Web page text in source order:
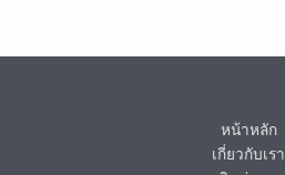
หน้าหลัก
เกี่ยวกับเรา